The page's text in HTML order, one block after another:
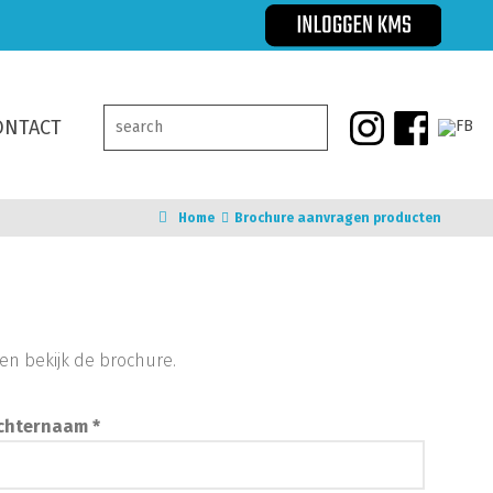
Home Brochure aanvragen producten
bekijk de brochure.
*